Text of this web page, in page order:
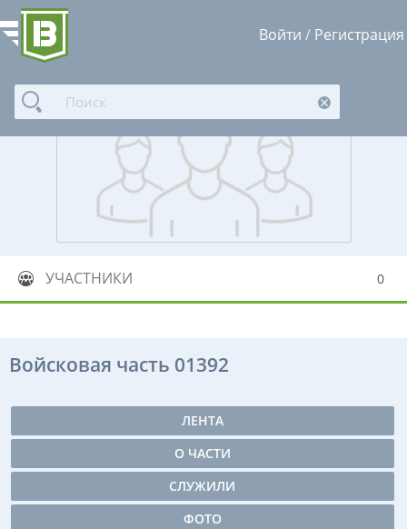
Войти / Регистрация
УЧАСТНИКИ 0
Войсковая часть 01392
ЛЕНТА
О ЧАСТИ
СЛУЖИЛИ
ФОТО